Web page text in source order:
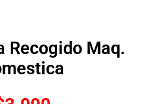
Recogido Maq.